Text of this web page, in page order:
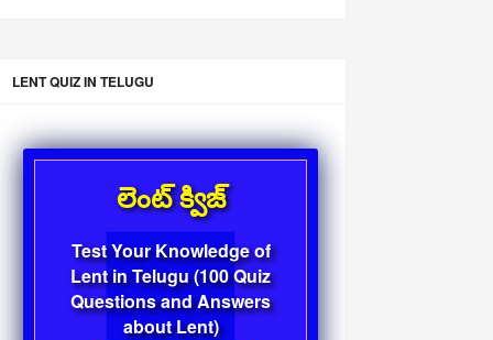
LENT QUIZ IN TELUGU
లెంట్ క్విజ్
Test Your Knowledge of
Lent in Telugu (100 Quiz
Questions and Answers
about Lent)